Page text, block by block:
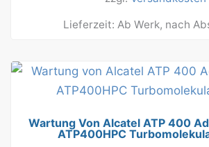
Lieferzeit: Ab Werk, nach
Wartung Von Alcatel ATP 400
ATP400HPC